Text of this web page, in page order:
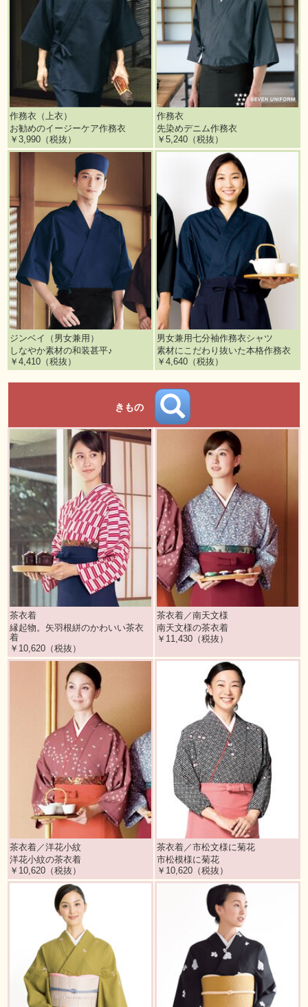
作務衣（上衣）
お勧めのイージーケア作務衣
￥3,990（税抜）
作務衣
先染めデニム作務衣
￥5,240（税抜）
ジンベイ（男女兼用）
しなやか素材の和装甚平♪
￥4,410（税抜）
男女兼用七分袖作務衣シャツ
素材にこだわり抜いた本格作務衣
￥4,640（税抜）
きもの
茶衣着
縁起物。矢羽根絣のかわいい茶衣
着
￥10,620（税抜）
茶衣着／南天文様
南天文様の茶衣着
￥11,430（税抜）
茶衣着／洋花小紋
洋花小紋の茶衣着
￥10,620（税抜）
茶衣着／市松文様に菊花
市松模様に菊花
￥10,620（税抜）